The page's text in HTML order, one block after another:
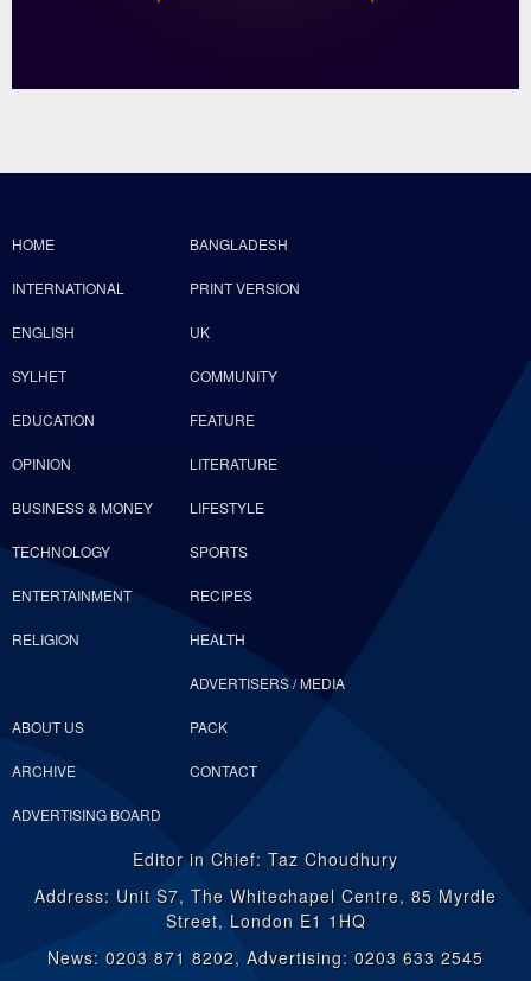
HOME BANGLADESH
INTERNATIONAL PRINT VERSION
ENGLISH UK
SYLHET COMMUNITY
EDUCATION FEATURE
OPINION LITERATURE
BUSINESS & MONEY LIFESTYLE
TECHNOLOGY SPORTS
ENTERTAINMENT RECIPES
RELIGION HEALTH
ABOUT US
ADVERTISERS / MEDIA
PACK
ARCHIVE CONTACT
ADVERTISING BOARD
Editor in Chief: Taz Choudhury
Address: Unit S7, The Whitechapel Centre, 85 Myrdle
Street, London E1 1HQ
News: 0203 871 8202, Advertising: 0203 633 2545